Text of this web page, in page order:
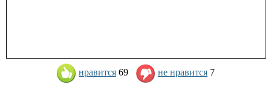
нравится 69 не нравится 7